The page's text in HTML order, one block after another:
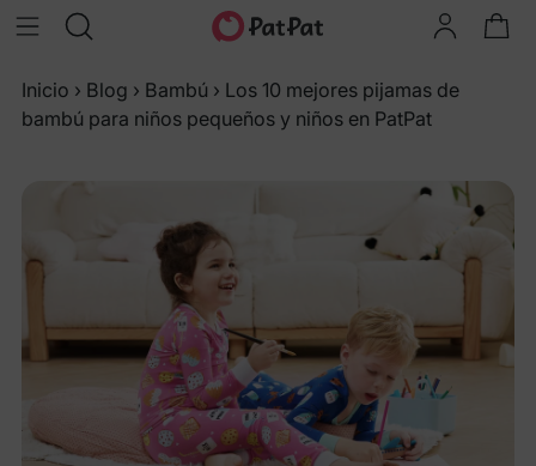
Inicio › Blog › Bambú › Los 10 mejores pijamas de
bambú para niños pequeños y niños en PatPat